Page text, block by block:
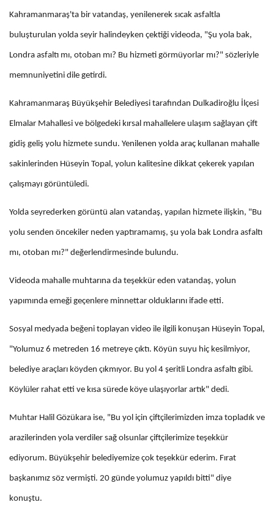
Kahramanmaraş'ta bir vatandaş, yenilenerek sıcak asfaltla
buluşturulan yolda seyir halindeyken çektiği videoda, "Şu yola bak,
Londra asfaltı mı, otoban mı? Bu hizmeti görmüyorlar mı?" sözleriyle
memnuniyetini dile getirdi.
Kahramanmaraş Büyükşehir Belediyesi tarafından Dulkadiroğlu İlçesi
Elmalar Mahallesi ve bölgedeki kırsal mahallelere ulaşım sağlayan çift
gidiş geliş yolu hizmete sundu. Yenilenen yolda araç kullanan mahalle
sakinlerinden Hüseyin Topal, yolun kalitesine dikkat çekerek yapılan
çalışmayı görüntüledi.
Yolda seyrederken görüntü alan vatandaş, yapılan hizmete ilişkin, "Bu
yolu senden öncekiler neden yaptıramamış, şu yola bak Londra asfaltı
mı, otoban mı?" değerlendirmesinde bulundu.
Videoda mahalle muhtarına da teşekkür eden vatandaş, yolun
yapımında emeği geçenlere minnettar olduklarını ifade etti.
Sosyal medyada beğeni toplayan video ile ilgili konuşan Hüseyin Topal,
"Yolumuz 6 metreden 16 metreye çıktı. Köyün suyu hiç kesilmiyor,
belediye araçları köyden çıkmıyor. Bu yol 4 şeritli Londra asfaltı gibi.
Köylüler rahat etti ve kısa sürede köye ulaşıyorlar artık" dedi.
Muhtar Halil Gözükara ise, "Bu yol için çiftçilerimizden imza topladık ve
arazilerinden yola verdiler sağ olsunlar çiftçilerimize teşekkür
ediyorum. Büyükşehir belediyemize çok teşekkür ederim. Fırat
başkanımız söz vermişti. 20 günde yolumuz yapıldı bitti" diye
konuştu.